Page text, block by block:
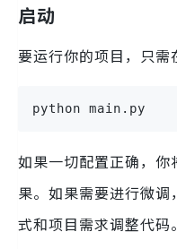
启动
要运行你的项目，只需
python main.py
如果一切配置正确，
果。如果需要进行微
式和项目需求调整代码。